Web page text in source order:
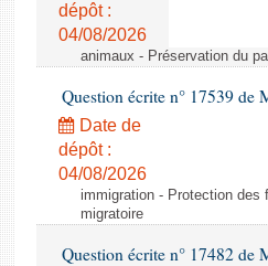
dépôt :
04/08/2026
animaux - Préservation du
Question écrite n° 17539 de
Date de
dépôt :
04/08/2026
immigration - Protection
migratoire
Question écrite n° 17482 de